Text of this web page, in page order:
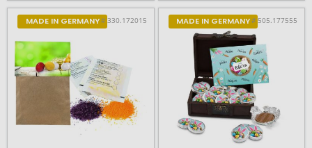
MADE IN GERMANY# 330.172015 MADE IN GERMANY# 505.177555